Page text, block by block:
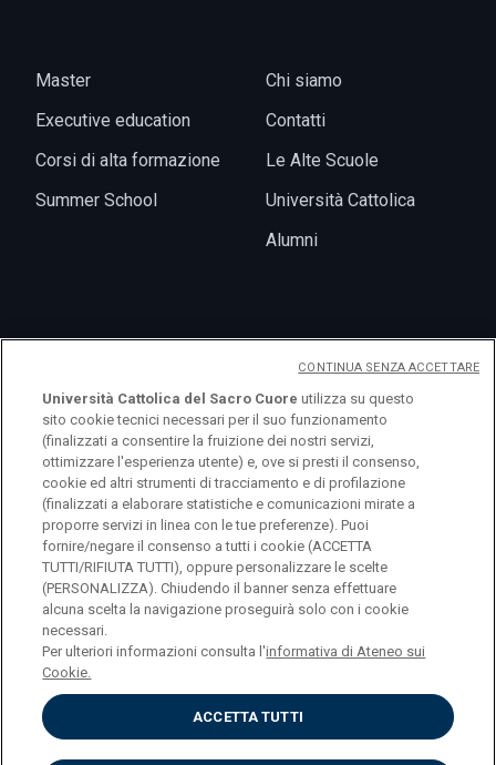
Master
Executive education
Corsi di alta formazione
Summer School
Chi siamo
Contatti
Le Alte Scuole
Università Cattolica
Alumni
Eventi
© Università Cattolica del Sacro Cuore Largo A.
Gemelli 1, 20123 Milano PI 02133120150
Università Cattolica del Sacro Cuore utilizza su questo
sito cookie tecnici necessari per il suo funzionamento
(finalizzati a consentire la fruizione dei nostri servizi,
ottimizzare l'esperienza utente) e, ove si presti il consenso,
cookie ed altri strumenti di tracciamento e di profilazione
(finalizzati a elaborare statistiche e comunicazioni mirate a
proporre servizi in linea con le tue preferenze). Puoi
fornire/negare il consenso a tutti i cookie (ACCETTA
TUTTI/RIFIUTA TUTTI), oppure personalizzare le scelte
(PERSONALIZZA). Chiudendo il banner senza effettuare
alcuna scelta la navigazione proseguirà solo con i cookie
necessari.
Per ulteriori informazioni consulta l'informativa di Ateneo sui
Cookie.
ACCETTA TUTTI
CONTINUA SENZA ACCETTARE